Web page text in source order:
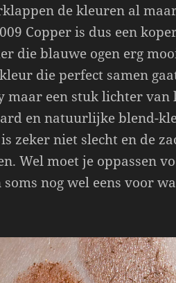
de kleuren al
Copper is dus een
die blauwe ogen erg
die perfect samen
een stuk lichter van
en natuurlijke blend-
is zeker niet slecht en de
Wel moet je oppassen
nog wel eens voor